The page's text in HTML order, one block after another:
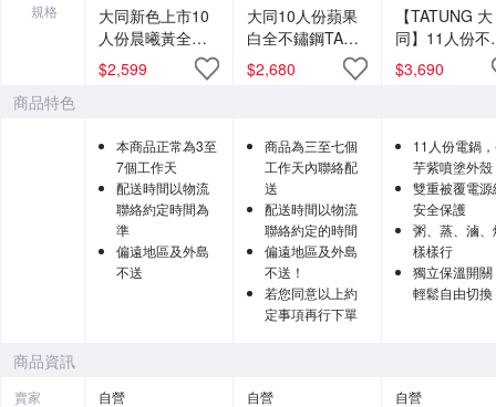
規格
大同新色上市10
人份晨曦黃全不
鏽鋼TAC-10L-
MCS同款電鍋
$2,599
大同10人份蘋果
白全不鏽鋼TAC-
10L-MCS同款電
鍋TAC-10L-MCW
$2,680
【TATUNG 大
同】11人份不
鋼電鍋(TAC-
MU香芋紫)
$3,690
商品特色
本商品正常為3至
7個工作天
配送時間以物流
聯絡約定時間為
準
偏遠地區及外島
不送
商品為三至七個
工作天內聯絡配
送
配送時間以物流
聯絡約定的時間
偏遠地區及外島
不送！
若您同意以上約
定事項再行下單
11人份電鍋
芋紫噴塗外殼
雙重被覆電源
安全保護
粥、蒸、滷、
樣樣行
獨立保溫開關
輕鬆自由切換
商品資訊
賣家 自營 自營 自營